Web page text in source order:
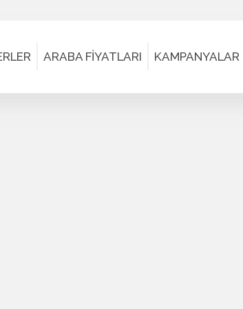
ARABA FİYATLARI KAMPANYALAR